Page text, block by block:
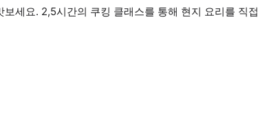
세요. 2,5시간의 쿠킹 클래스를 통해 현지 요리를 직접